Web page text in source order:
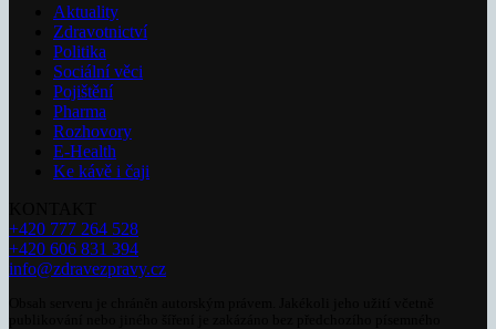
Aktuality
Zdravotnictví
Politika
Sociální věci
Pojištění
Pharma
Rozhovory
E-Health
Ke kávě i čaji
+420 777 264 528
+420 606 831 394
info@zdravezpravy.cz